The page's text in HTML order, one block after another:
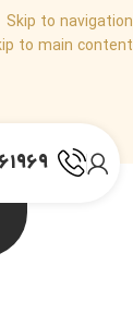
Skip to navigation
to main content